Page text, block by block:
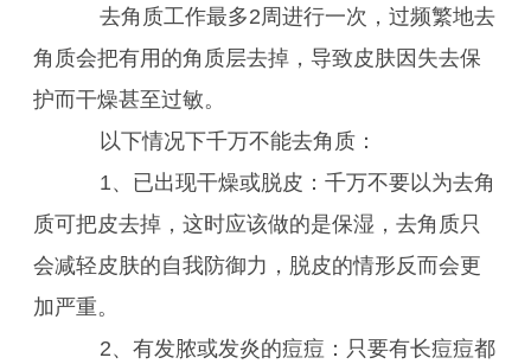
去角质工作最多2周进行一次，过频繁地去
角质会把有用的角质层去掉，导致皮肤因失去保
护而干燥甚至过敏。
以下情况下千万不能去角质：
1、已出现干燥或脱皮：千万不要以为去角
质可把皮去掉，这时应该做的是保湿，去角质只
会减轻皮肤的自我防御力，脱皮的情形反而会更
加严重。
2、有发脓或发炎的痘痘：只要有长痘痘都